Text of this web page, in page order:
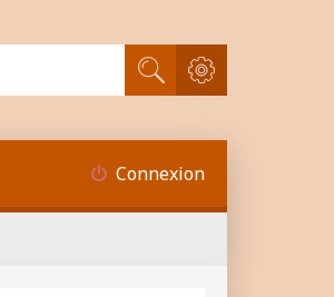
Rechercher
Recherche avancée
Connexion